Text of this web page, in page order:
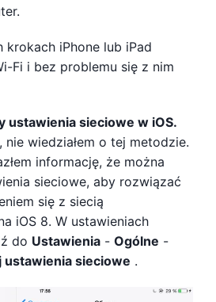
krokach iPhone lub iPad
Fi i bez problemu się z nim
ustawienia sieciowe w iOS.
nie wiedziałem o tej metodzie.
informację, że można
sieciowe, aby rozwiązać
się z siecią
iOS 8. W ustawieniach
do Ustawienia - Ogólne -
ustawienia sieciowe .